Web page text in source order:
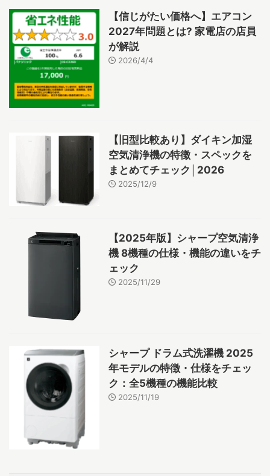
【信じがたい価格へ】エアコン
2027年問題とは? 家電店の店員
が解説
2026/4/4
【旧型比較あり】ダイキン加湿
空気清浄機の特徴・スペックを
まとめてチェック│2026
2025/12/9
【2025年版】シャープ空気清浄
機 8機種の仕様・機能の違いをチ
ェック
2025/11/29
シャープ ドラム式洗濯機 2025
年モデルの特徴・仕様をチェッ
ク：全5機種の機能比較
2025/11/19